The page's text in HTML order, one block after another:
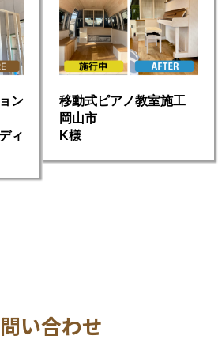
ン
ィ
ィ
移動式ピアノ教室施工
岡山市
K様
岡山市
K様
い合わせ